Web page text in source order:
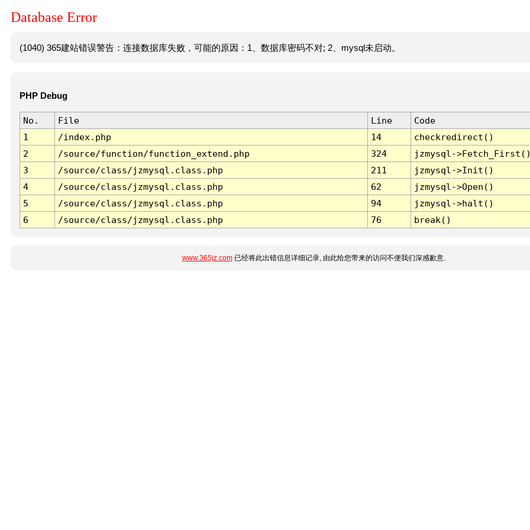
Database Error
(1040) 365建站错误警告：连接数据库失败，可能的原因：1、数据库密码不对; 2、mysql未启动。
PHP Debug
No. File Line
Code
1
/index.php 14
checkredirect()
2
/source/function/function_extend.php 324
jzmysql-
3
/source/class/jzmysql.class.php 211
jzmysql->Init()
4
/source/class/jzmysql.class.php 62
jzmysql->Open()
5
/source/class/jzmysql.class.php 94
jzmysql->halt()
6
/source/class/jzmysql.class.php 76 break()
www.365jz.com已经将此出错信息详细记录, 由此给您带来的访问不便我们深感歉意.